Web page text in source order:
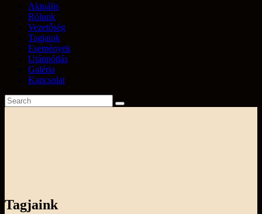
Aktuális
Rólunk
Vezetőség
Tagjaink
Események
Utánpótlás
Galéria
Kapcsolat
Tagjaink